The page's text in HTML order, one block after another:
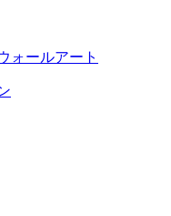
ォールアート